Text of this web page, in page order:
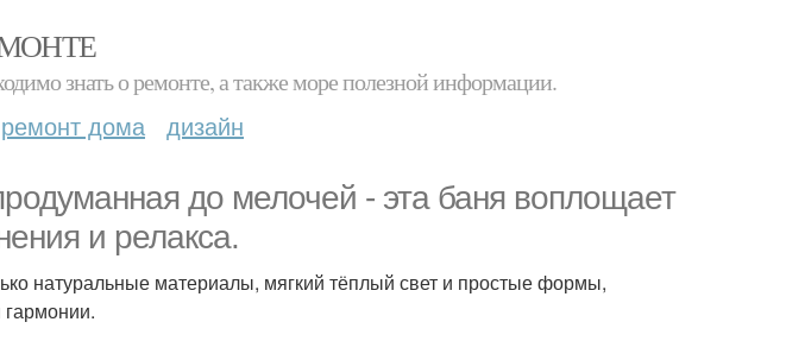
знать о ремонте, а также море полезной информации.
ремонт дома дизайн
до мелочей - эта баня воплощает
и релакса.
натуральные материалы, мягкий тёплый свет и простые формы,